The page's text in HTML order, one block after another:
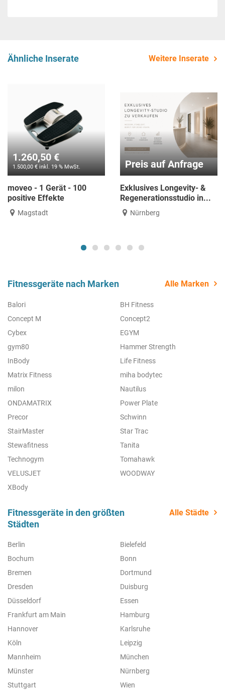
Ähnliche Inserate Weitere Inserate
1.260,50 €
1.500,00 € inkl. 19 % MwSt.
moveo - 1 Gerät - 100
positive Effekte
Magstadt
Preis auf Anfrage
Exklusives Longevity- &
Regenerationsstudio in...
Nürnberg
Fitnessgeräte nach Marken Alle Marken
Balori
BH Fitness
Concept M
Concept2
Cybex
EGYM
gym80
Hammer Strength
InBody
Life Fitness
Matrix Fitness
miha bodytec
milon
Nautilus
ONDAMATRIX
Power Plate
Precor
Schwinn
StairMaster
Star Trac
Stewafitness
Tanita
Technogym
Tomahawk
VELUSJET
WOODWAY
XBody
Fitnessgeräte in den größten
Städten
Alle Städte
Berlin
Bielefeld
Bochum
Bonn
Bremen
Dortmund
Dresden
Duisburg
Düsseldorf
Essen
Frankfurt am Main
Hamburg
Hannover
Karlsruhe
Köln
Leipzig
Mannheim
München
Münster
Nürnberg
Stuttgart
Wien